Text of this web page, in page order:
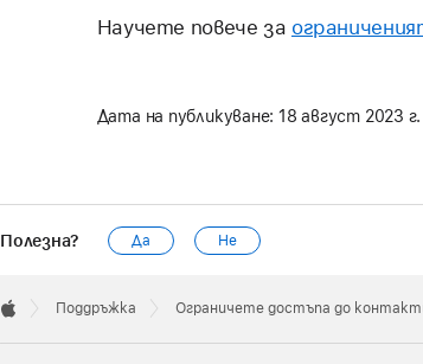
Научете повече за
Дата на публикуване: 18 август 2023 г.
Полезна? Да Не
Footer

Поддръжка Ограничете достъпа до